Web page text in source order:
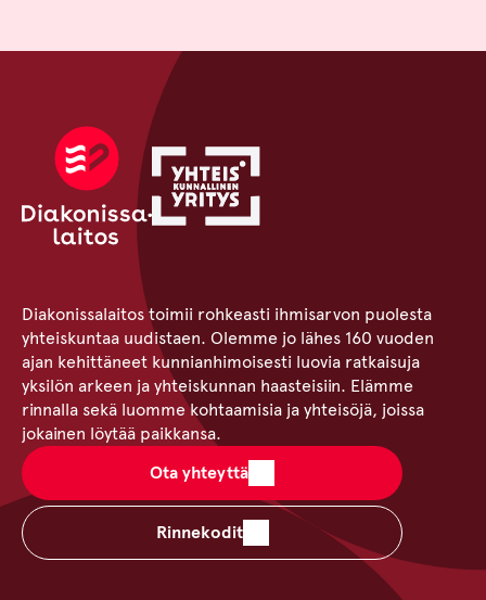
Diakonissalaitos toimii rohkeasti ihmisarvon puolesta
yhteiskuntaa uudistaen. Olemme jo lähes 160 vuoden
ajan kehittäneet kunnianhimoisesti luovia ratkaisuja
yksilön arkeen ja yhteiskunnan haasteisiin. Elämme
rinnalla sekä luomme kohtaamisia ja yhteisöjä, joissa
jokainen löytää paikkansa.
Ota yhteyttä
Rinnekodit